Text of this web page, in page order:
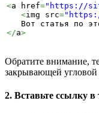
<a href="https://
<img src=
Вот статья по
</a>
Обратите внимание,
закрывающей угловой
2. Вставьте ссылку в